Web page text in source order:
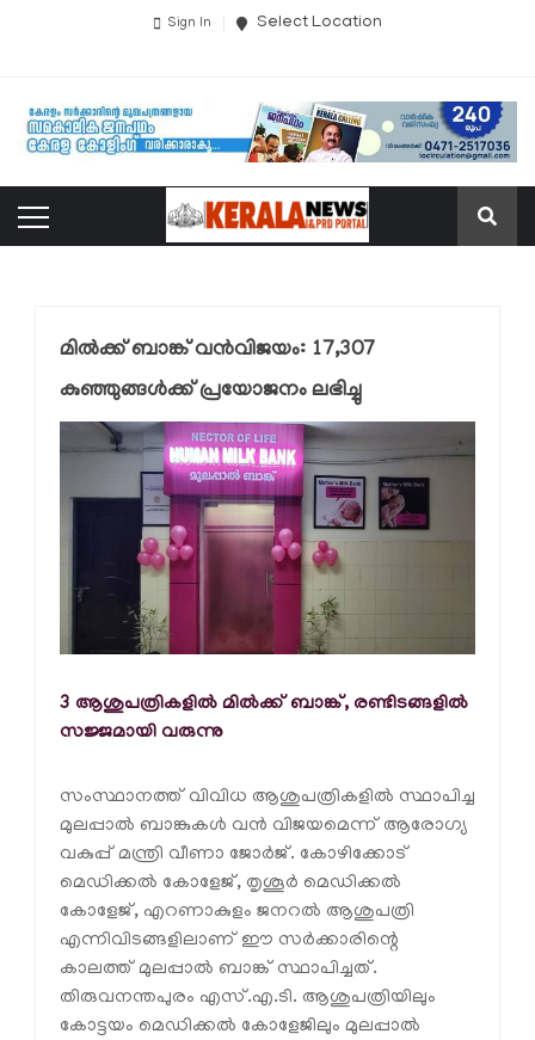
Sign In Select Location
മില്‍ക്ക് ബാങ്ക് വന്‍വിജയം: 17,307
കുഞ്ഞുങ്ങള്‍ക്ക് പ്രയോജനം ലഭിച്ചു
3 ആശുപത്രികളില്‍ മില്‍ക്ക് ബാങ്ക്, രണ്ടിടങ്ങളില്‍
സജ്ജമായി വരുന്നു
സംസ്ഥാനത്ത് വിവിധ ആശുപത്രികളില്‍ സ്ഥാപിച്ച
മുലപ്പാല്‍ ബാങ്കുകള്‍ വന്‍ വിജയമെന്ന് ആരോഗ്യ
വകുപ്പ് മന്ത്രി വീണാ ജോര്‍ജ്. കോഴിക്കോട്
മെഡിക്കല്‍ കോളേജ്, തൃശൂര്‍ മെഡിക്കല്‍
കോളേജ്, എറണാകുളം ജനറല്‍ ആശുപത്രി
എന്നിവിടങ്ങളിലാണ് ഈ സര്‍ക്കാരിന്റെ
കാലത്ത് മുലപ്പാല്‍ ബാങ്ക് സ്ഥാപിച്ചത്.
തിരുവനന്തപുരം എസ്.എ.ടി. ആശുപത്രിയിലും
കോട്ടയം മെഡിക്കല്‍ കോളേജിലും മുലപ്പാല്‍